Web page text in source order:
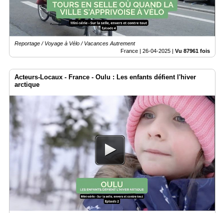
Reportage / Voyage à Vélo / Vacances Autrement
France | 26-04-2025 Vu 87961 fois
Acteurs-Locaux - France - Oulu : Les enfants défient l'hiver
arctique